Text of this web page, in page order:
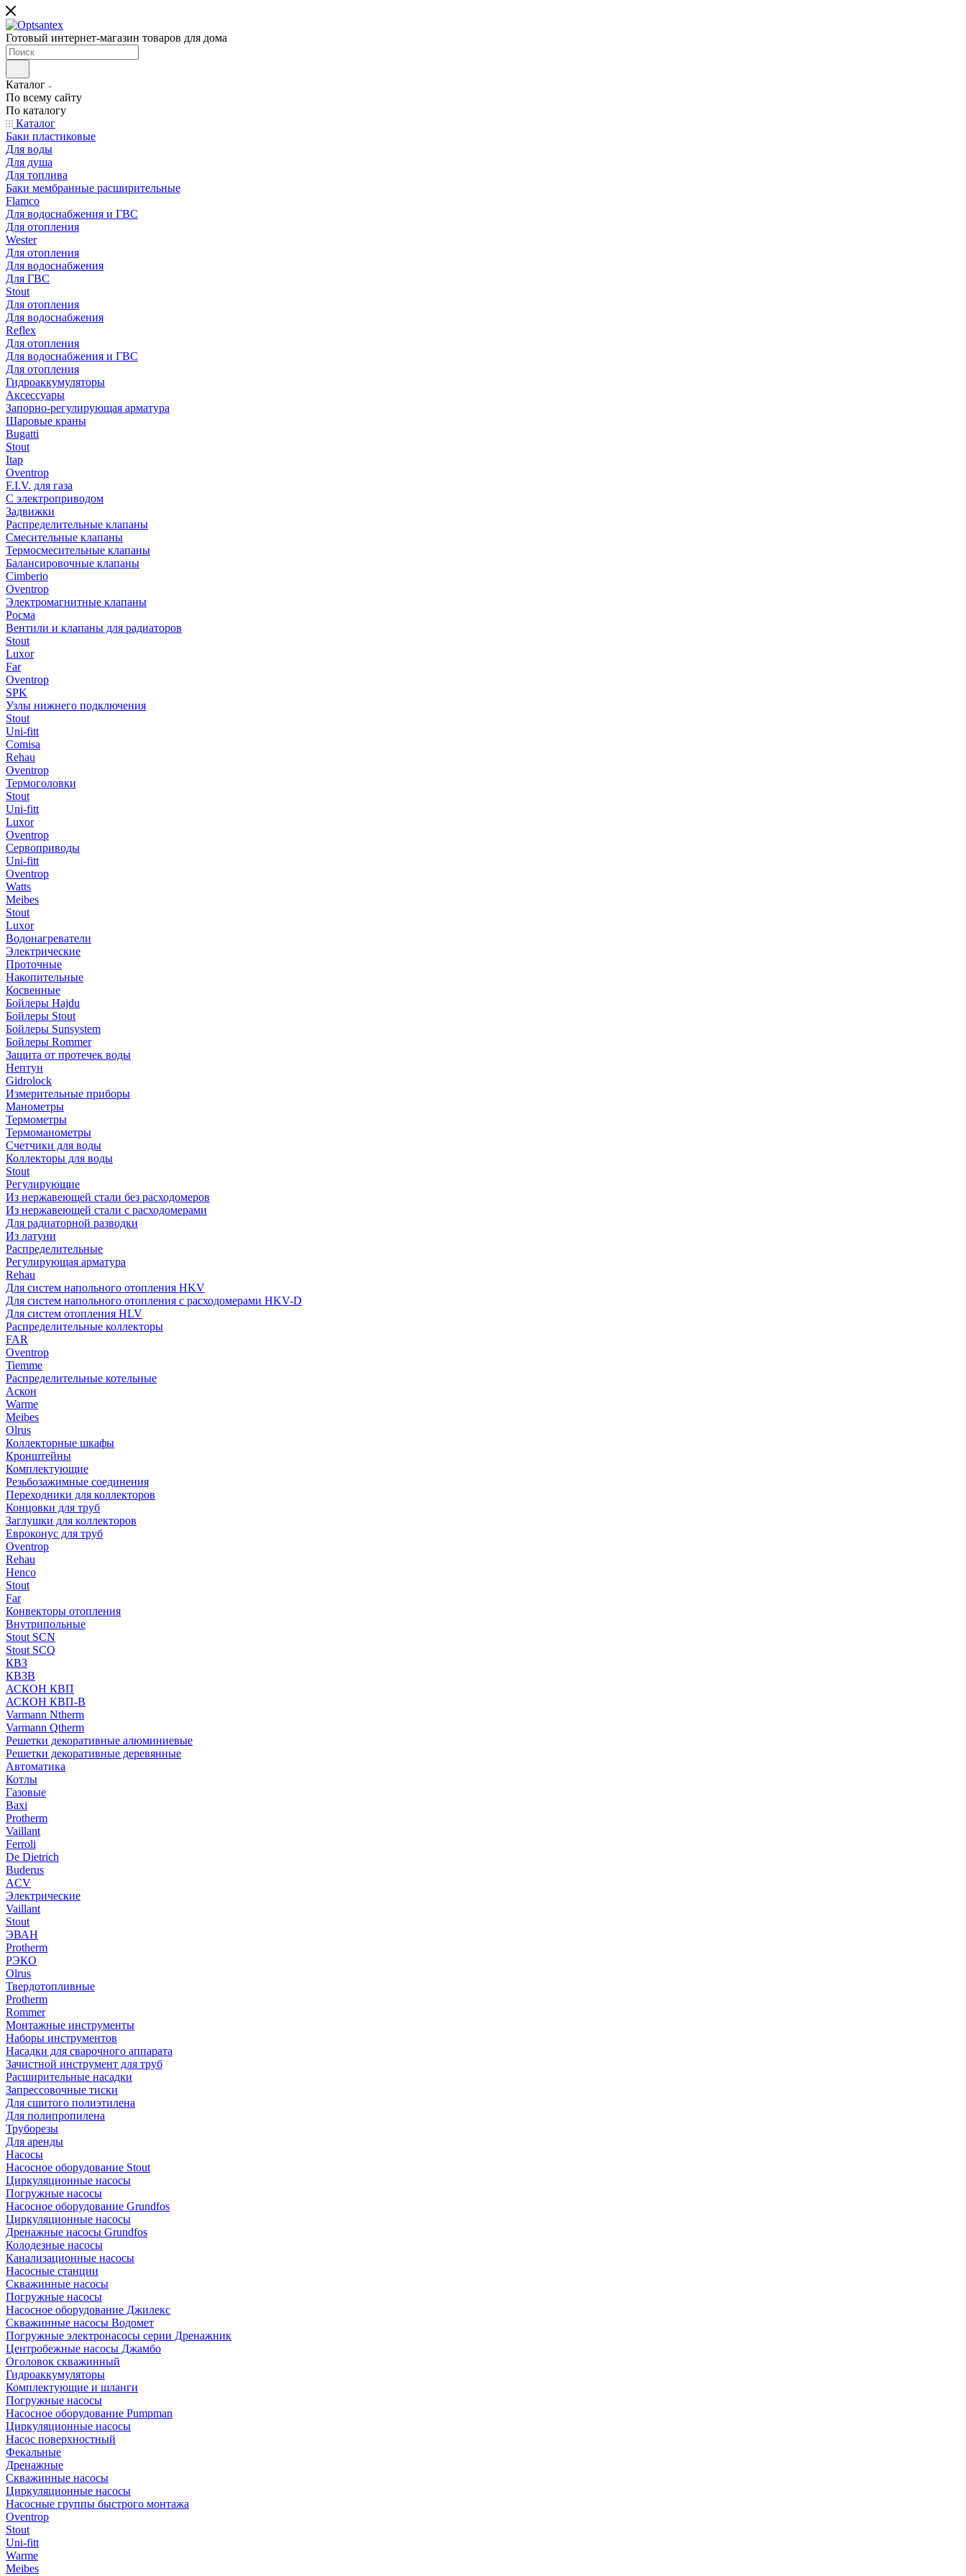
Готовый интернет-магазин товаров для дома
Каталог
По всему сайту
По каталогу
Каталог
Баки пластиковые
Для воды
Для душа
Для топлива
Баки мембранные расширительные
Flamco
Для водоснабжения и ГВС
Для отопления
Wester
Для отопления
Для водоснабжения
Для ГВС
Stout
Для отопления
Для водоснабжения
Reflex
Для отопления
Для водоснабжения и ГВС
Для отопления
Гидроаккумуляторы
Аксессуары
Запорно-регулирующая арматура
Шаровые краны
Bugatti
Stout
Itap
Oventrop
F.I.V. для газа
С электроприводом
Задвижки
Распределительные клапаны
Cмесительные клапаны
Термосмесительные клапаны
Балансировочные клапаны
Cimberio
Oventrop
Электромагнитные клапаны
Росма
Вентили и клапаны для радиаторов
Stout
Luxor
Far
Oventrop
SPK
Узлы нижнего подключения
Stout
Uni-fitt
Comisa
Rehau
Oventrop
Термоголовки
Stout
Uni-fitt
Luxor
Oventrop
Сервоприводы
Uni-fitt
Oventrop
Watts
Meibes
Stout
Luxor
Водонагреватели
Электрические
Проточные
Накопительные
Косвенные
Бойлеры Hajdu
Бойлеры Stout
Бойлеры Sunsystem
Бойлеры Rommer
Защита от протечек воды
Нептун
Gidrolock
Измерительные приборы
Манометры
Термометры
Термоманометры
Счетчики для воды
Коллекторы для воды
Stout
Регулирующие
Из нержавеющей стали без расходомеров
Из нержавеющей стали с расходомерами
Для радиаторной разводки
Из латуни
Распределительные
Регулирующая арматура
Rehau
Для систем напольного отопления HKV
Для систем напольного отопления с расходомерами HKV-D
Для систем отопления HLV
Распределительные коллекторы
FAR
Oventrop
Tiemme
Распределительные котельные
Аскон
Warme
Meibes
Olrus
Коллекторные шкафы
Кронштейны
Комплектующие
Резьбозажимные соединения
Переходники для коллекторов
Концовки для труб
Заглушки для коллекторов
Евроконус для труб
Oventrop
Rehau
Henco
Stout
Far
Конвекторы отопления
Внутрипольные
Stout SCN
Stout SCQ
КВЗ
КВЗВ
АСКОН КВП
АСКОН КВП-В
Varmann Ntherm
Varmann Qtherm
Решетки декоративные алюминиевые
Решетки декоративные деревянные
Автоматика
Котлы
Газовые
Baxi
Protherm
Vaillant
Ferroli
De Dietrich
Buderus
ACV
Электрические
Vaillant
Stout
ЭВАН
Protherm
РЭКО
Olrus
Твердотопливные
Protherm
Rommer
Монтажные инструменты
Наборы инструментов
Насадки для сварочного аппарата
Зачистной инструмент для труб
Расширительные насадки
Запрессовочные тиски
Для сшитого полиэтилена
Для полипропилена
Труборезы
Для аренды
Насосы
Насосное оборудование Stout
Циркуляционные насосы
Погружные насосы
Насосное оборудование Grundfos
Циркуляционные насосы
Дренажные насосы Grundfos
Колодезные насосы
Канализационные насосы
Насосные станции
Скважинные насосы
Погружные насосы
Насосное оборудование Джилекс
Скважинные насосы Водомет
Погружные электронасосы серии Дренажник
Центробежные насосы Джамбо
Оголовок скважинный
Гидроаккумуляторы
Комплектующие и шланги
Погружные насосы
Насосное оборудование Pumpman
Циркуляционные насосы
Насос поверхностный
Фекальные
Дренажные
Скважинные насосы
Циркуляционные насосы
Насосные группы быстрого монтажа
Oventrop
Stout
Uni-fitt
Warme
Meibes